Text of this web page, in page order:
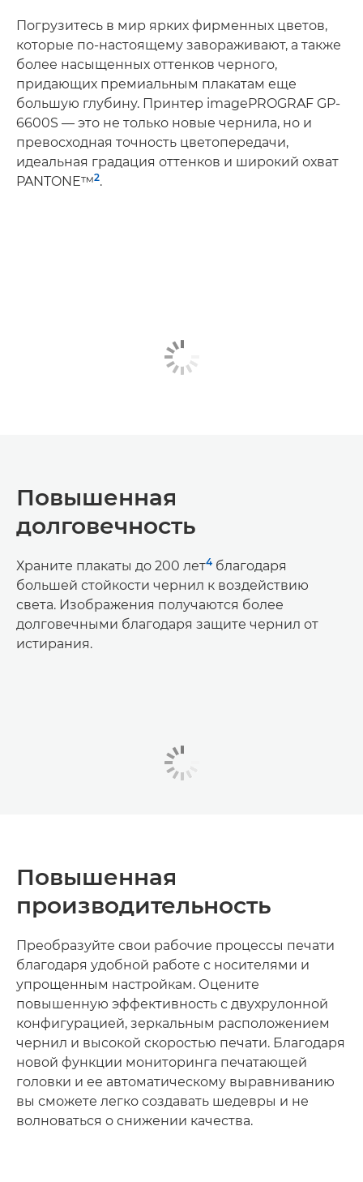
Погрузитесь в мир ярких фирменных цветов,
которые по-настоящему завораживают, а также
более насыщенных оттенков черного,
придающих премиальным плакатам еще
большую глубину. Принтер imagePROGRAF GP-
6600S — это не только новые чернила, но и
превосходная точность цветопередачи,
идеальная градация оттенков и широкий охват
PANTONE™2.
Повышенная
долговечность
Храните плакаты до 200 лет4 благодаря
большей стойкости чернил к воздействию
света. Изображения получаются более
долговечными благодаря защите чернил от
истирания.
Повышенная
производительность
Преобразуйте свои рабочие процессы печати
благодаря удобной работе с носителями и
упрощенным настройкам. Оцените
повышенную эффективность с двухрулонной
конфигурацией, зеркальным расположением
чернил и высокой скоростью печати. Благодаря
новой функции мониторинга печатающей
головки и ее автоматическому выравниванию
вы сможете легко создавать шедевры и не
волноваться о снижении качества.